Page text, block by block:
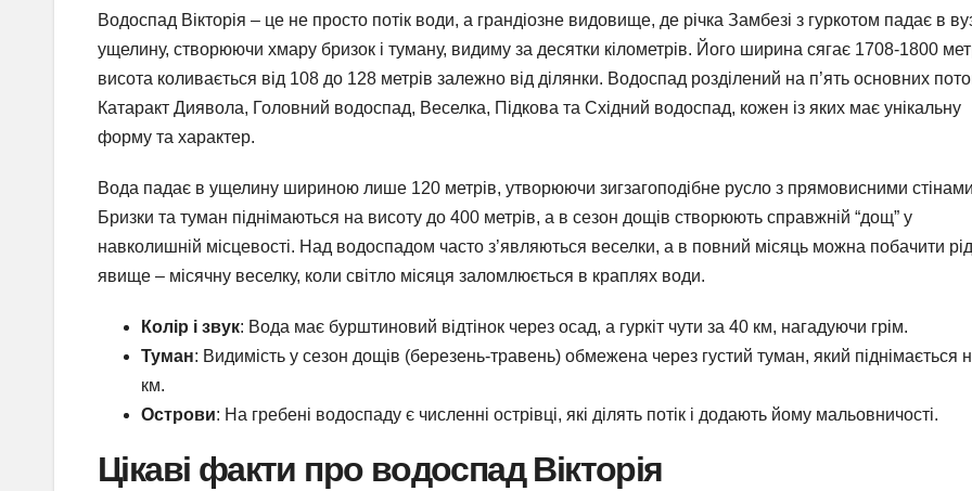
Водоспад Вікторія – це не просто потік води, а грандіозне видовище, де річка Замбезі з гуркотом падає в
ущелину, створюючи хмару бризок і туману, видиму за десятки кілометрів. Його ширина сягає 1708-1800
висота коливається від 108 до 128 метрів залежно від ділянки. Водоспад розділений на п’ять основних
Катаракт Диявола, Головний водоспад, Веселка, Підкова та Східний водоспад, кожен із яких має унікальну
форму та характер.
Вода падає в ущелину шириною лише 120 метрів, утворюючи зигзагоподібне русло з прямовисними
Бризки та туман піднімаються на висоту до 400 метрів, а в сезон дощів створюють справжній “дощ” у
навколишній місцевості. Над водоспадом часто з’являються веселки, а в повний місяць можна побачити
явище – місячну веселку, коли світло місяця заломлюється в краплях води.
Колір і звук: Вода має бурштиновий відтінок через осад, а гуркіт чути за 40 км, нагадуючи грім.
Туман: Видимість у сезон дощів (березень-травень) обмежена через густий туман, який піднімається
км.
Острови: На гребені водоспаду є численні острівці, які ділять потік і додають йому мальовничості.
Цікаві факти про водоспад Вікторія